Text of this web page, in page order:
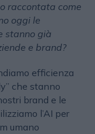
raccontata come
oggi le
stanno già
e brand?
efficienza
che stanno
brand e le
l’AI per
umano